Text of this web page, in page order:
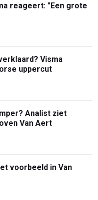
reageert: "Een grote
Visma
uppercut
Analist ziet
Van Aert
voorbeeld in Van